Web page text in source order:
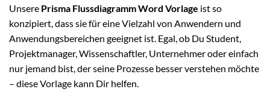
Unsere Prisma Flussdiagramm Word Vorlage ist so
konzipiert, dass sie für eine Vielzahl von Anwendern und
Anwendungsbereichen geeignet ist. Egal, ob Du Student,
Projektmanager, Wissenschaftler, Unternehmer oder einfach
nur jemand bist, der seine Prozesse besser verstehen möchte
– diese Vorlage kann Dir helfen.